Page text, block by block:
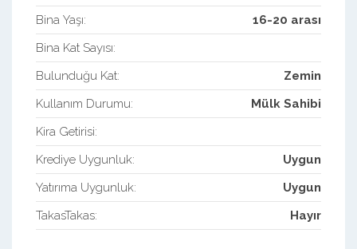
Bina Yaşı:
16-20 arası
Bina Kat Sayısı:
Bulunduğu Kat:
Zemin
Kullanım Durumu:
Mülk Sahibi
Kira Getirisi:
Krediye Uygunluk:
Uygun
Yatırıma Uygunluk:
Uygun
TakasTakas:
Hayır